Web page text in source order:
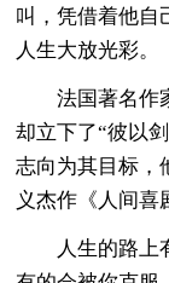
叫，凭借着他自
人生大放光彩。
法国著名作
却立下了“彼以
志向为其目标，
义杰作《人间喜
人生的路上